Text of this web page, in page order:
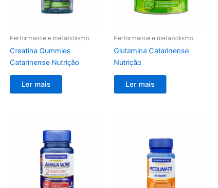
Performance e metabolismo
Creatina Gummies
Catarinense Nutrição
Ler mais
Performance e metabolismo
Glutamina Catarinense
Nutrição
Ler mais